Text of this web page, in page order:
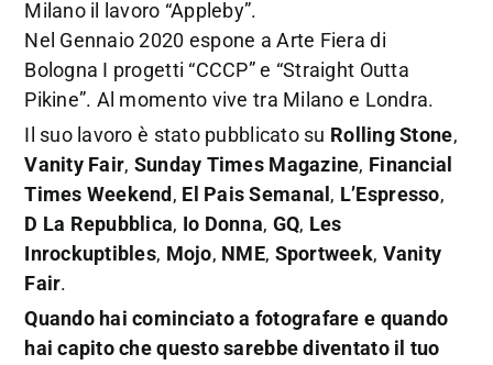
Milano il lavoro “Appleby”.
Nel Gennaio 2020 espone a Arte Fiera di
Bologna I progetti “CCCP” e “Straight Outta
Pikine”. Al momento vive tra Milano e Londra.
Il suo lavoro è stato pubblicato su Rolling Stone,
Vanity Fair, Sunday Times Magazine, Financial
Times Weekend , El Pais Semanal , L’Espresso,
D La Repubblica, Io Donna, GQ, Les
Inrockuptibles, Mojo, NME, Sportweek, Vanity
Fair.
Quando hai cominciato a fotografare e quando
hai capito che questo sarebbe diventato il tuo